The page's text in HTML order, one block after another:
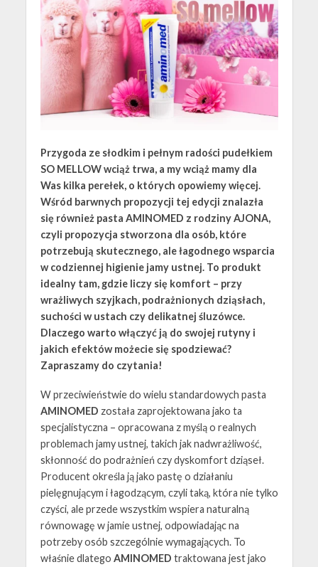
Przygoda ze słodkim i pełnym radości pudełkiem
SO MELLOW wciąż trwa, a my wciąż mamy dla
Was kilka perełek, o których opowiemy więcej.
Wśród barwnych propozycji tej edycji znalazła
się również pasta AMINOMED z rodziny AJONA,
czyli propozycja stworzona dla osób, które
potrzebują skutecznego, ale łagodnego wsparcia
w codziennej higienie jamy ustnej. To produkt
idealny tam, gdzie liczy się komfort – przy
wrażliwych szyjkach, podrażnionych dziąsłach,
suchości w ustach czy delikatnej śluzówce.
Dlaczego warto włączyć ją do swojej rutyny i
jakich efektów możecie się spodziewać?
Zapraszamy do czytania!
W przeciwieństwie do wielu standardowych pasta
AMINOMED została zaprojektowana jako ta
specjalistyczna – opracowana z myślą o realnych
problemach jamy ustnej, takich jak nadwrażliwość,
skłonność do podrażnień czy dyskomfort dziąseł.
Producent określa ją jako pastę o działaniu
pielęgnującym i łagodzącym, czyli taką, która nie tylko
czyści, ale przede wszystkim wspiera naturalną
równowagę w jamie ustnej, odpowiadając na
potrzeby osób szczególnie wymagających. To
właśnie dlatego AMINOMED traktowana jest jako